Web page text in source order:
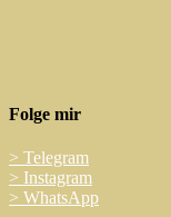
Folge mir
> Telegram
> Instagram
> WhatsApp